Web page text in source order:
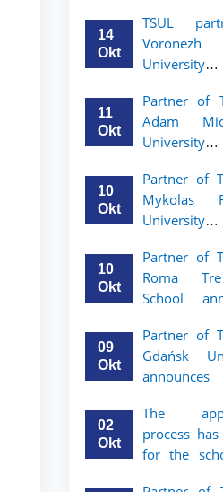
program
3rd year
TSUL
14
Okt
TSUL
University
academic
program
3rd year
11
Okt
Partner of
Adam
University
academic
program
and
10
Okt
Partner of
Mykolas
University
academic
program
and
10
Okt
Partner of
Roma
School
mobility
for 2nd
year students
09
Okt
Partner of
Gdańsk
program
and
students of
02
Okt
The
process
for the